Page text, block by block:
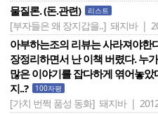
물질론. (돈.관련) 리스트
[부자들은 왜 장지갑을..] 돼지바 |
아부하는조의 리뷰는 사라져야한
장정리하면서 난 이책 버렸다. 누
많은 이야기를 잡다하게 엮어놓
지..?
100자평
[가치 번쩍 품성 동화] 돼지바 |